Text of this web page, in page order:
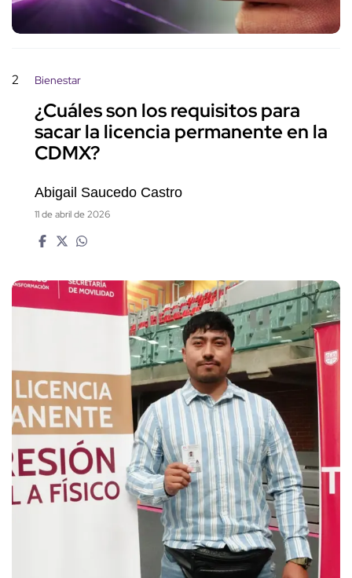
2 Bienestar
¿Cuáles son los requisitos para
sacar la licencia permanente en la
CDMX?
Abigail Saucedo Castro
11 de abril de 2026